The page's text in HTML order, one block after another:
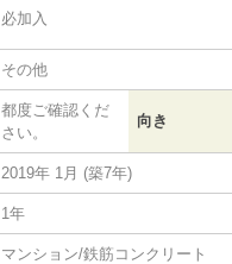
必加入
その他
都度ご確認くだ
さい。
向き
2019年 1月 (築7年)
1年
マンション/鉄筋コンクリート